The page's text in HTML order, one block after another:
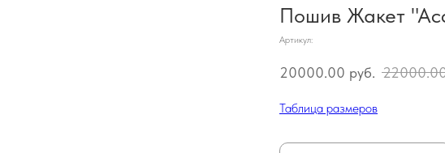
Пошив Жакет
Артикул:
20000.00 руб.
Таблица размеров